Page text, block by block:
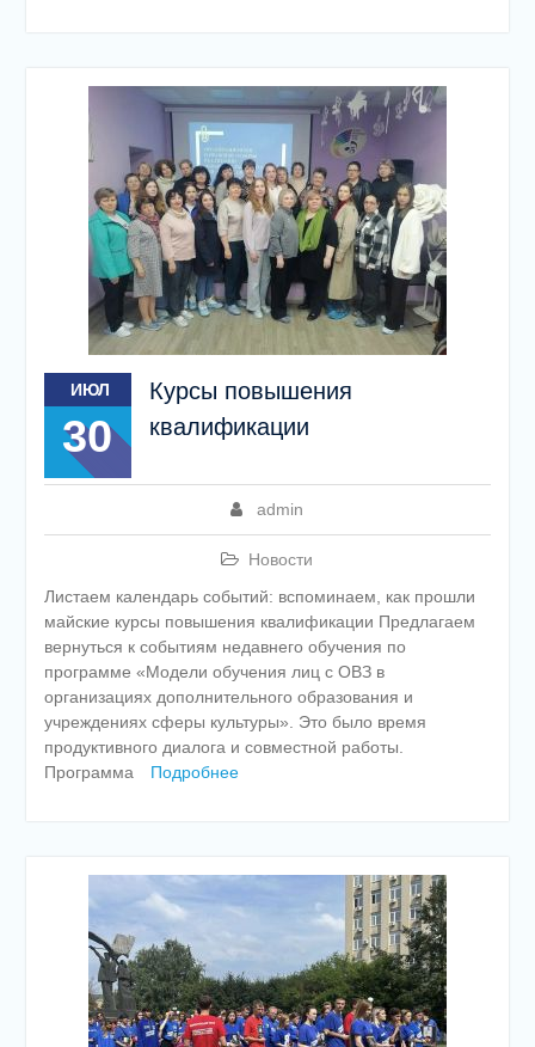
ИЮЛ
30
Курсы повышения
квалификации
admin
Новости
Листаем календарь событий: вспоминаем, как прошли
майские курсы повышения квалификации Предлагаем
вернуться к событиям недавнего обучения по
программе «Модели обучения лиц с ОВЗ в
организациях дополнительного образования и
учреждениях сферы культуры». Это было время
продуктивного диалога и совместной работы.
Программа
Подробнее